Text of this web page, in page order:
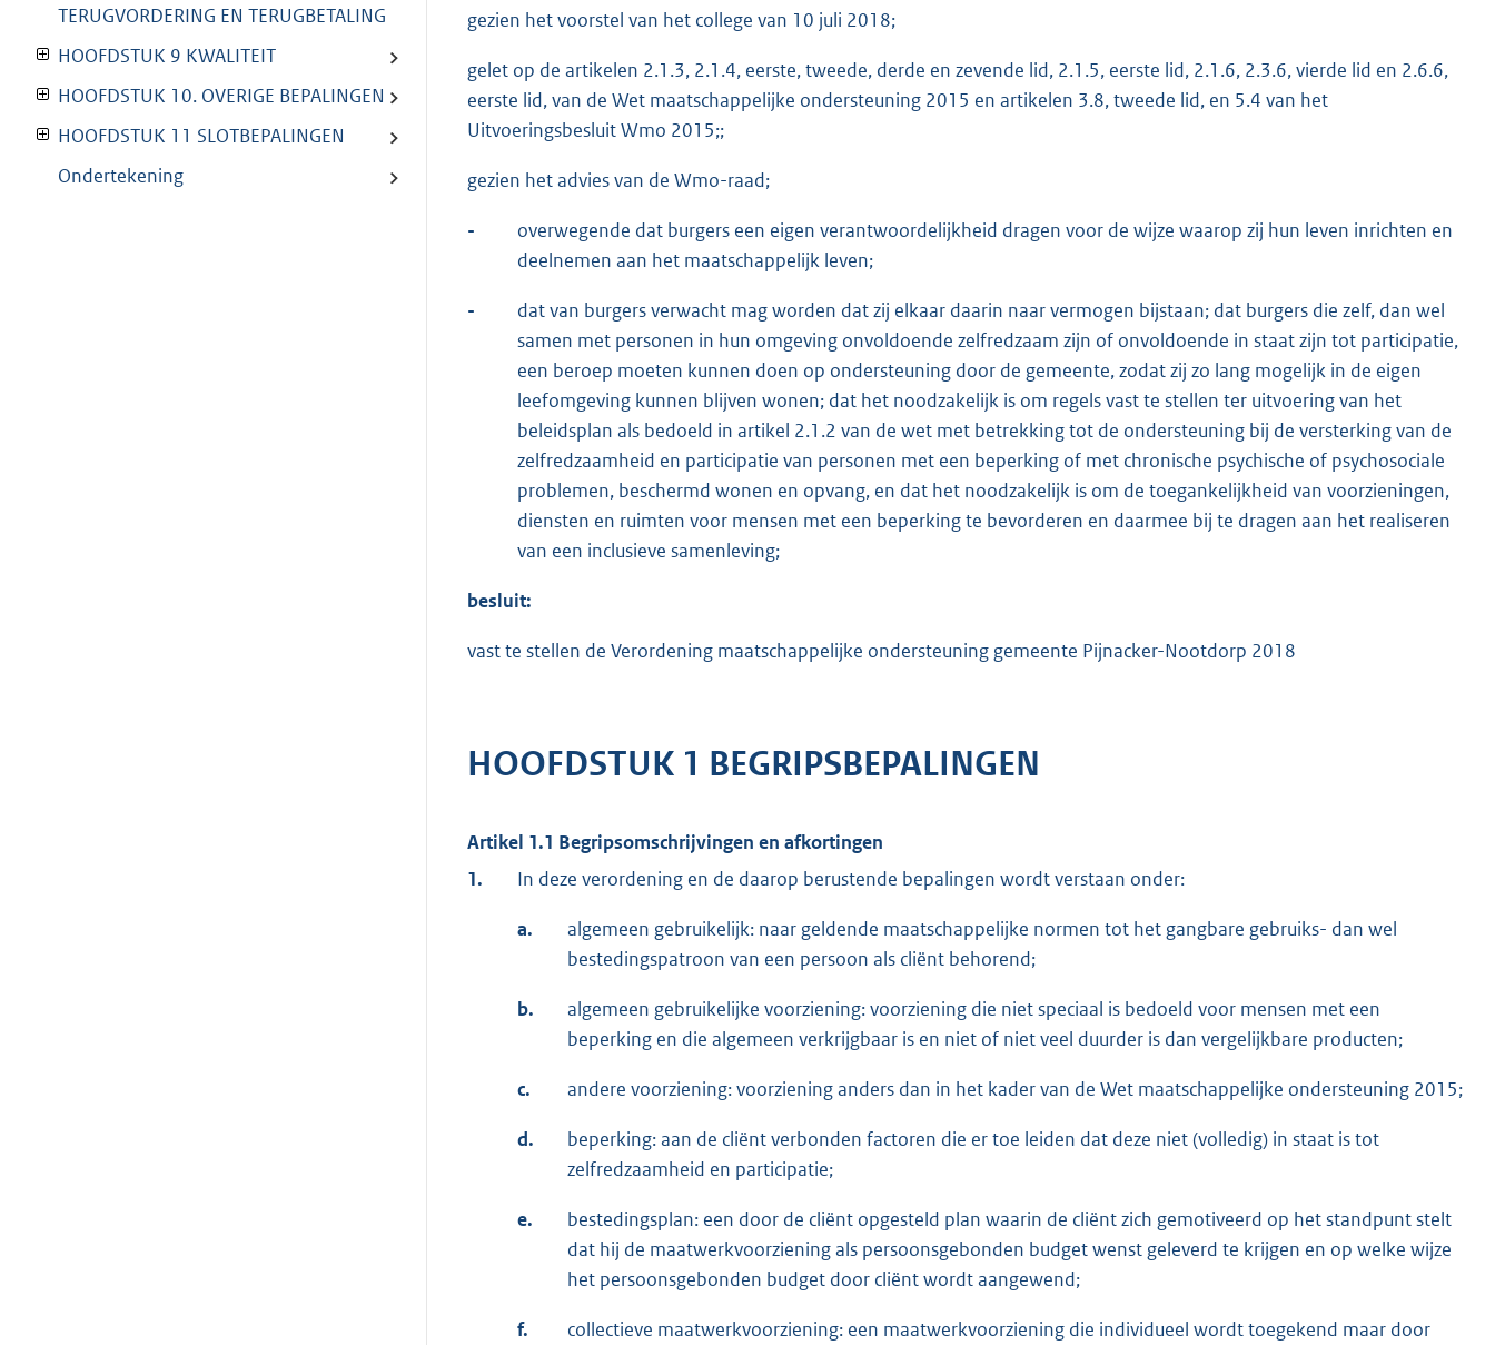
TERUGVORDERING EN TERUGBETALING
HOOFDSTUK 9 KWALITEIT
HOOFDSTUK 10. OVERIGE BEPALINGEN
HOOFDSTUK 11 SLOTBEPALINGEN
Ondertekening
gezien het voorstel van het college van 10 juli 2018;
gelet op de artikelen 2.1.3, 2.1.4, eerste, tweede, derde en zevende lid, 2.1.5, eerste lid, 2.1.6, 2.3.6, vierde lid en 2.6.6,
eerste lid, van de Wet maatschappelijke ondersteuning 2015 en artikelen 3.8, tweede lid, en 5.4 van het
Uitvoeringsbesluit Wmo 2015;;
gezien het advies van de Wmo-raad;
-
overwegende dat burgers een eigen verantwoordelijkheid dragen voor de wijze waarop zij hun leven inrichten en
deelnemen aan het maatschappelijk leven;
-
dat van burgers verwacht mag worden dat zij elkaar daarin naar vermogen bijstaan; dat burgers die zelf, dan wel
samen met personen in hun omgeving onvoldoende zelfredzaam zijn of onvoldoende in staat zijn tot participatie,
een beroep moeten kunnen doen op ondersteuning door de gemeente, zodat zij zo lang mogelijk in de eigen
leefomgeving kunnen blijven wonen; dat het noodzakelijk is om regels vast te stellen ter uitvoering van het
beleidsplan als bedoeld in artikel 2.1.2 van de wet met betrekking tot de ondersteuning bij de versterking van de
zelfredzaamheid en participatie van personen met een beperking of met chronische psychische of psychosociale
problemen, beschermd wonen en opvang, en dat het noodzakelijk is om de toegankelijkheid van voorzieningen,
diensten en ruimten voor mensen met een beperking te bevorderen en daarmee bij te dragen aan het realiseren
van een inclusieve samenleving;
besluit:
vast te stellen de Verordening maatschappelijke ondersteuning gemeente Pijnacker-Nootdorp 2018
HOOFDSTUK 1 BEGRIPSBEPALINGEN
Artikel 1.1 Begripsomschrijvingen en afkortingen
1.
In deze verordening en de daarop berustende bepalingen wordt verstaan onder:
a.
algemeen gebruikelijk: naar geldende maatschappelijke normen tot het gangbare gebruiks- dan wel
bestedingspatroon van een persoon als cliënt behorend;
b.
algemeen gebruikelijke voorziening: voorziening die niet speciaal is bedoeld voor mensen met een
beperking en die algemeen verkrijgbaar is en niet of niet veel duurder is dan vergelijkbare producten;
c. andere voorziening: voorziening anders dan in het kader van de Wet maatschappelijke ondersteuning 2015;
d.
beperking: aan de cliënt verbonden factoren die er toe leiden dat deze niet (volledig) in staat is tot
zelfredzaamheid en participatie;
e.
bestedingsplan: een door de cliënt opgesteld plan waarin de cliënt zich gemotiveerd op het standpunt stelt
dat hij de maatwerkvoorziening als persoonsgebonden budget wenst geleverd te krijgen en op welke wijze
het persoonsgebonden budget door cliënt wordt aangewend;
f.
collectieve maatwerkvoorziening: een maatwerkvoorziening die individueel wordt toegekend maar door